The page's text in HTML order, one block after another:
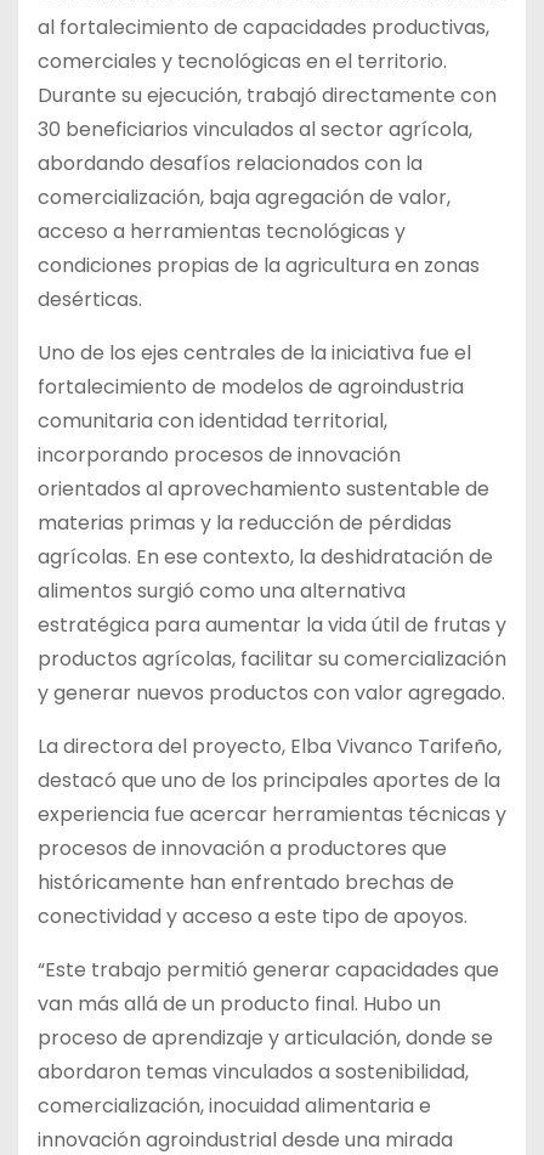
al fortalecimiento de capacidades productivas,
comerciales y tecnológicas en el territorio.
Durante su ejecución, trabajó directamente con
30 beneficiarios vinculados al sector agrícola,
abordando desafíos relacionados con la
comercialización, baja agregación de valor,
acceso a herramientas tecnológicas y
condiciones propias de la agricultura en zonas
desérticas.
Uno de los ejes centrales de la iniciativa fue el
fortalecimiento de modelos de agroindustria
comunitaria con identidad territorial,
incorporando procesos de innovación
orientados al aprovechamiento sustentable de
materias primas y la reducción de pérdidas
agrícolas. En ese contexto, la deshidratación de
alimentos surgió como una alternativa
estratégica para aumentar la vida útil de frutas y
productos agrícolas, facilitar su comercialización
y generar nuevos productos con valor agregado.
La directora del proyecto, Elba Vivanco Tarifeño,
destacó que uno de los principales aportes de la
experiencia fue acercar herramientas técnicas y
procesos de innovación a productores que
históricamente han enfrentado brechas de
conectividad y acceso a este tipo de apoyos.
“Este trabajo permitió generar capacidades que
van más allá de un producto final. Hubo un
proceso de aprendizaje y articulación, donde se
abordaron temas vinculados a sostenibilidad,
comercialización, inocuidad alimentaria e
innovación agroindustrial desde una mirada